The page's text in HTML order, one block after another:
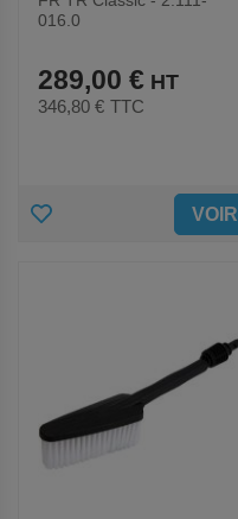
016.0
289,00 €
346,80 € TTC
AJOUTER VOIR